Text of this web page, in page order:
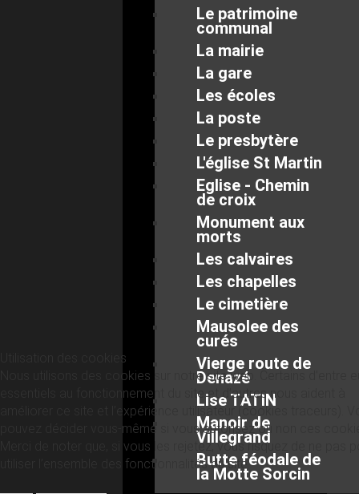
Le patrimoine
communal
La mairie
La gare
Les écoles
La poste
Le presbytère
L'église St Martin
Eglise - Chemin
de croix
Monument aux
morts
Les calvaires
Les chapelles
Le cimetière
Mausolee des
curés
Vierge route de
Denazé
Lise TATIN
Manoir de
Villegrand
Butte féodale de
la Motte Sorcin
Utilisation des cookies
Nous utilisons des cookies sur notre site web. Certains d’entre
essentiels au fonctionnement du site et d’autres nous aident à
améliorer ce site et l’expérience utilisateur (cookies traceurs).
pouvez décider vous-même si vous autorisez ou non ces
Merci de noter que, si vous les rejetez, vous risquez de ne pas
utiliser l’ensemble des fonctionnalités du site.